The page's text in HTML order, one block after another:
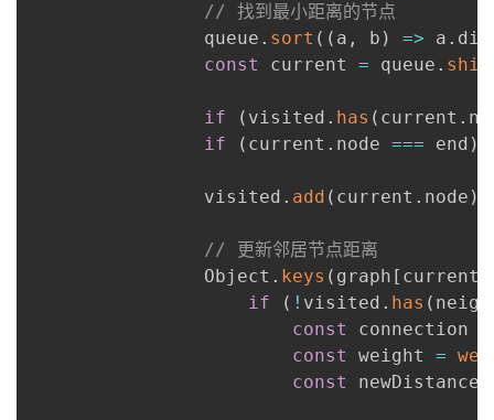
// 找到最小距离的节点
                queue
. sort ( ( a , b ) => a .
const
current = queue .
if ( visited . has ( current .
if
( current . node === end )
                visited
. add ( current . node )
// 更新邻居节点距离
                Object
. keys ( graph [ current
if
( ! visited . has (
const
connection
const
weight =
const
newDistance